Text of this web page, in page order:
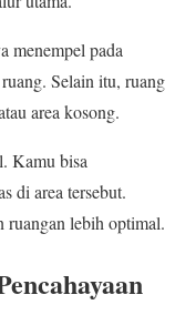
menempel pada
Selain itu, ruang
area kosong.
Kamu bisa
di area tersebut.
ruangan lebih optimal.